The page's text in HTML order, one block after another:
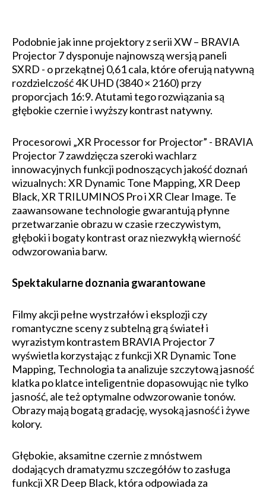
Podobnie jak inne projektory z serii XW – BRAVIA
Projector 7 dysponuje najnowszą wersją paneli
SXRD - o przekątnej 0,61 cala, które oferują natywną
rozdzielczość 4K UHD (3840 × 2160) przy
proporcjach 16:9. Atutami tego rozwiązania są
głębokie czernie i wyższy kontrast natywny.
Procesorowi „XR Processor for Projector” - BRAVIA
Projector 7 zawdzięcza szeroki wachlarz
innowacyjnych funkcji podnoszących jakość doznań
wizualnych: XR Dynamic Tone Mapping, XR Deep
Black, XR TRILUMINOS Pro i XR Clear Image. Te
zaawansowane technologie gwarantują płynne
przetwarzanie obrazu w czasie rzeczywistym,
głęboki i bogaty kontrast oraz niezwykłą wierność
odwzorowania barw.
Spektakularne doznania gwarantowane
Filmy akcji pełne wystrzałów i eksplozji czy
romantyczne sceny z subtelną grą świateł i
wyrazistym kontrastem BRAVIA Projector 7
wyświetla korzystając z funkcji XR Dynamic Tone
Mapping, Technologia ta analizuje szczytową jasność
klatka po klatce inteligentnie dopasowując nie tylko
jasność, ale też optymalne odwzorowanie tonów.
Obrazy mają bogatą gradację, wysoką jasność i żywe
kolory.
Głębokie, aksamitne czernie z mnóstwem
dodających dramatyzmu szczegółów to zasługa
funkcji XR Deep Black, która odpowiada za